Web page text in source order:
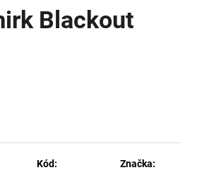
Blackout
Kód:
Značka: